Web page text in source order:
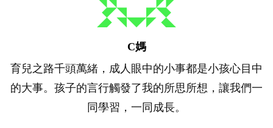
C媽
育兒之路千頭萬緒，成人眼中的小事都是小孩心目中
的大事。孩子的言行觸發了我的所思所想，讓我們一
同學習，一同成長。